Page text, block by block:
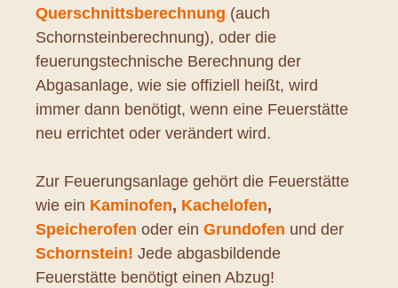
Querschnittsberechnung (auch
Schornsteinberechnung), oder die
feuerungstechnische Berechnung der
Abgasanlage, wie sie offiziell heißt, wird
immer dann benötigt, wenn eine Feuerstätte
neu errichtet oder verändert wird.
Zur Feuerungsanlage gehört die Feuerstätte
wie ein Kaminofen, Kachelofen,
Speicherofen oder ein Grundofen und der
Schornstein! Jede abgasbildende
Feuerstätte benötigt einen Abzug!